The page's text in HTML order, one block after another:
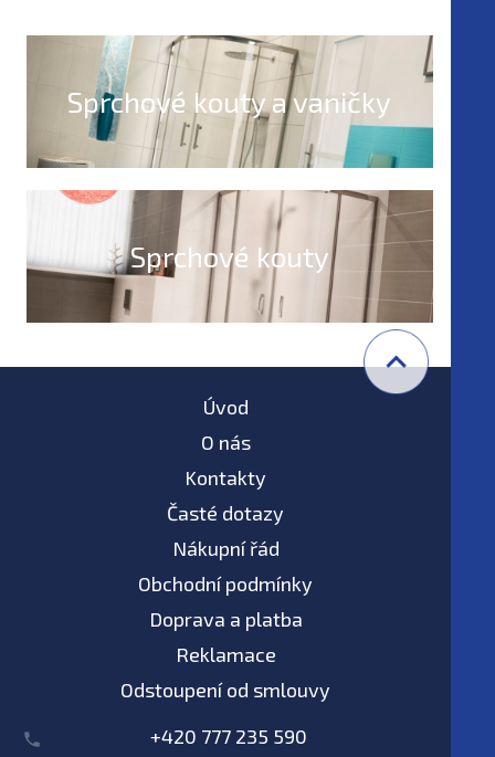
Sprchové kouty a vaničky
Sprchové kouty
Úvod
O nás
Kontakty
Časté dotazy
Nákupní řád
Obchodní podmínky
Doprava a platba
Reklamace
Odstoupení od smlouvy
+420 777 235 590